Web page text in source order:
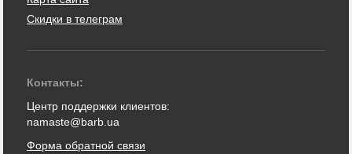
Скидки в телеграм
Контакты:
Центр поддержки клиентов:
namaste@barb.ua
Форма обратной связи